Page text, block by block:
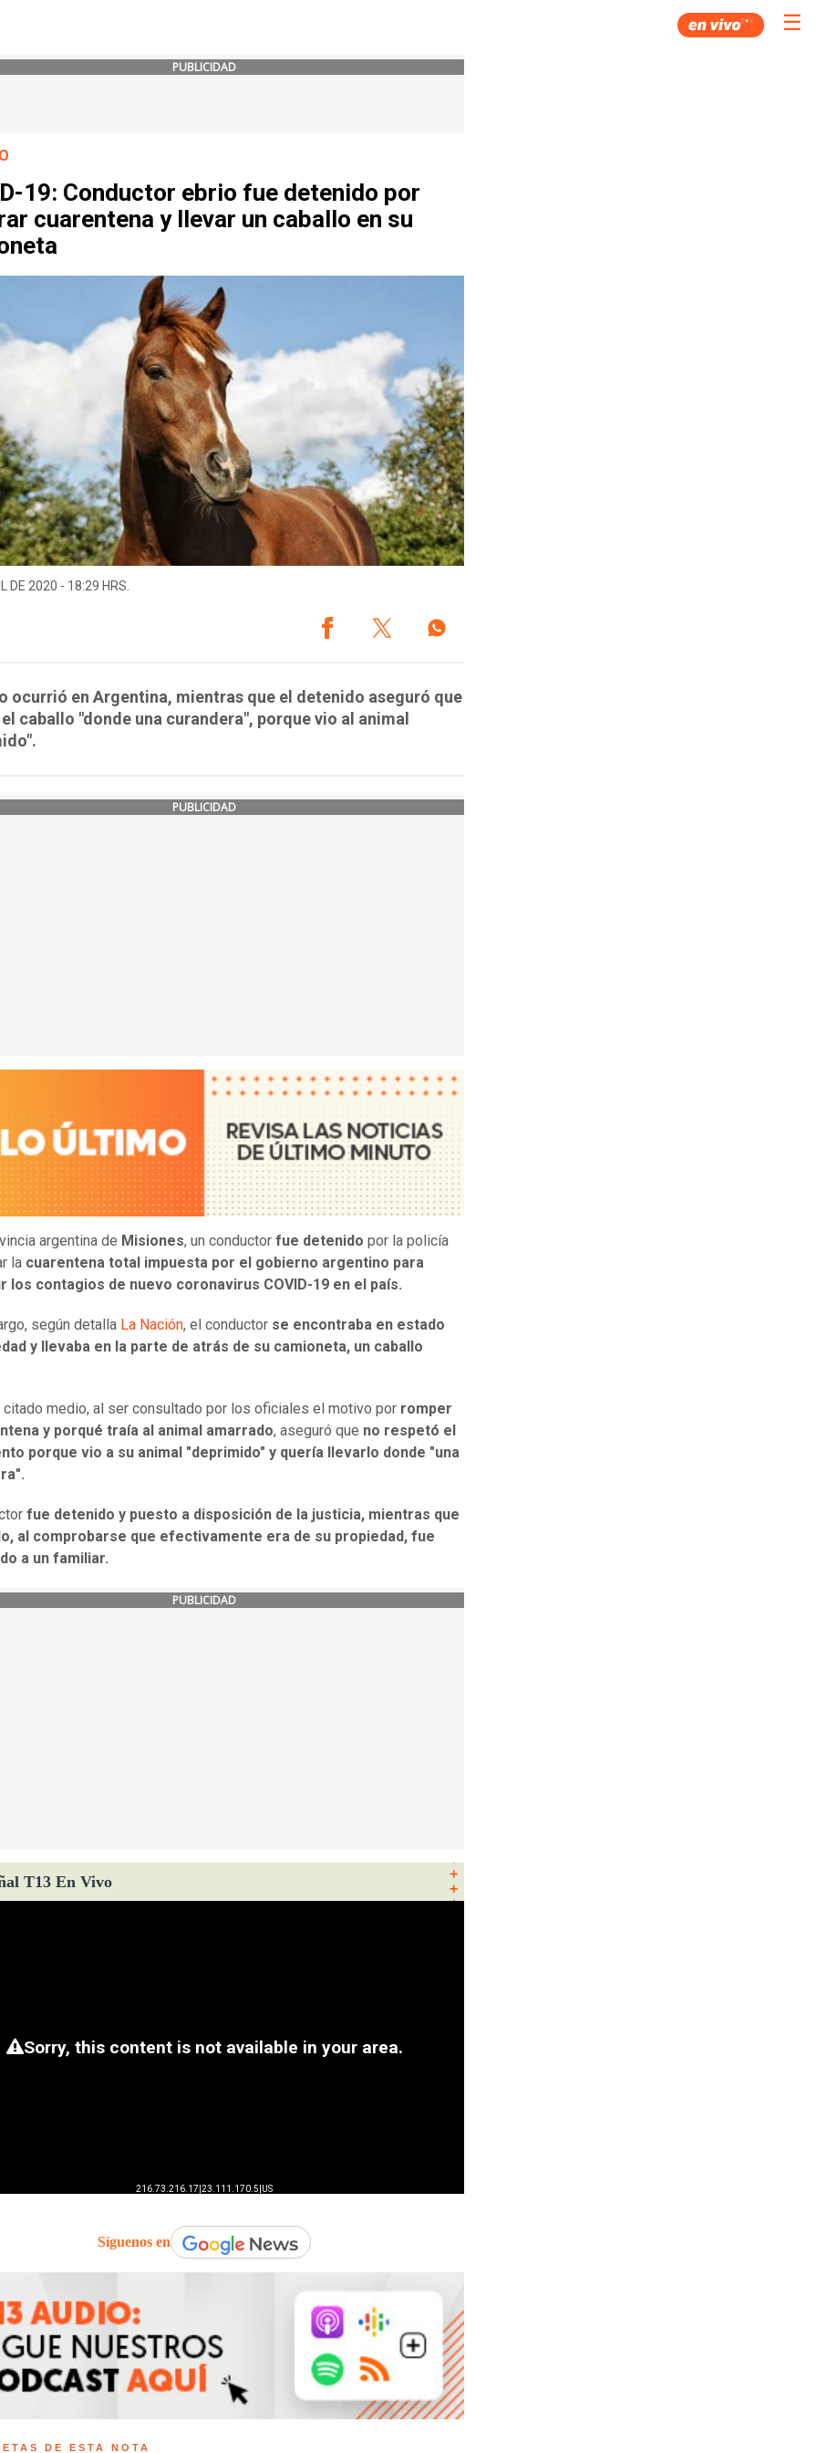
☰
PUBLICIDAD
19: Conductor ebrio fue detenido por
cuarentena y llevar un caballo en su
DE 2020 - 18:29 HRS.
ocurrió en Argentina, mientras que el detenido aseguró que
caballo "donde una curandera", porque vio al animal
PUBLICIDAD
argentina de Misiones, un conductor fue detenido por la policía
la cuarentena total impuesta por el gobierno argentino para
los contagios de nuevo coronavirus COVID-19 en el país.
según detalla La Nación, el conductor se encontraba en estado
y llevaba en la parte de atrás de su camioneta, un caballo
citado medio, al ser consultado por los oficiales el motivo por romper
y porqué traía al animal amarrado, aseguró que no respetó el
porque vio a su animal "deprimido" y quería llevarlo donde "una
fue detenido y puesto a disposición de la justicia, mientras que
al comprobarse que efectivamente era de su propiedad, fue
a un familiar.
PUBLICIDAD
T13 En Vivo
Síguenos en
DE ESTA NOTA